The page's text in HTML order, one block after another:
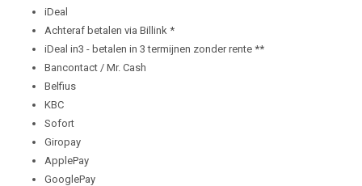
iDeal
Achteraf betalen via Billink *
iDeal in3 - betalen in 3 termijnen zonder rente **
Bancontact / Mr. Cash
Belfius
KBC
Sofort
Giropay
ApplePay
GooglePay